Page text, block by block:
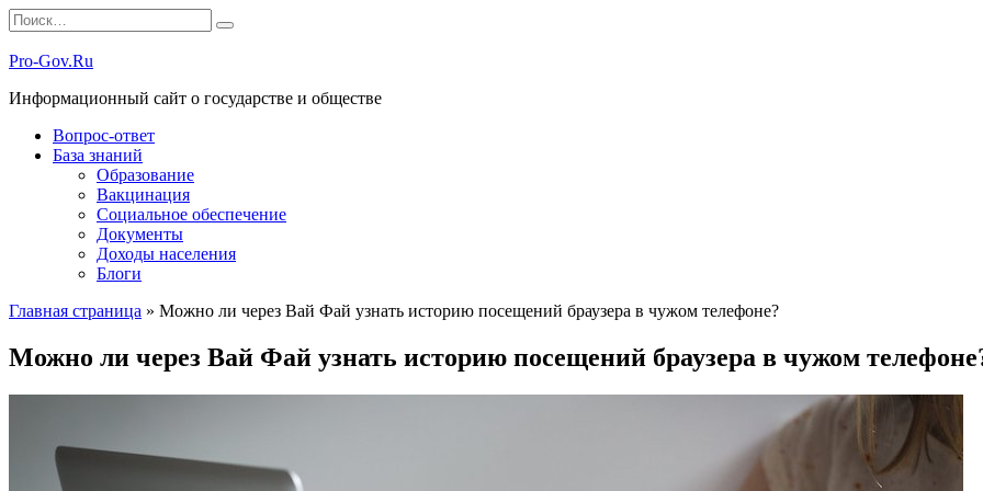
Перейти
к
содержанию
Search
for:
Pro-Gov.Ru
Информационный сайт о государстве и обществе
Вопрос-ответ
База знаний
Образование
Вакцинация
Социальное обеспечение
Документы
Доходы населения
Блоги
Главная страница » Можно ли через Вай Фай узнать историю посещений браузера в чужом телефоне?
Можно ли через Вай Фай узнать историю посещений браузера в чужом